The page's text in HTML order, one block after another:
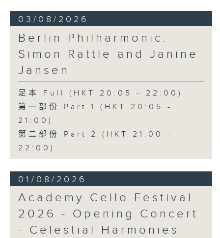
03/08/2026
Berlin Philharmonic:
Simon Rattle and Janine
Jansen
足本 Full (HKT 20:05 - 22:00)
第一部份 Part 1 (HKT 20:05 -
21:00)
第二部份 Part 2 (HKT 21:00 -
22:00)
01/08/2026
Academy Cello Festival
2026 - Opening Concert
- Celestial Harmonies